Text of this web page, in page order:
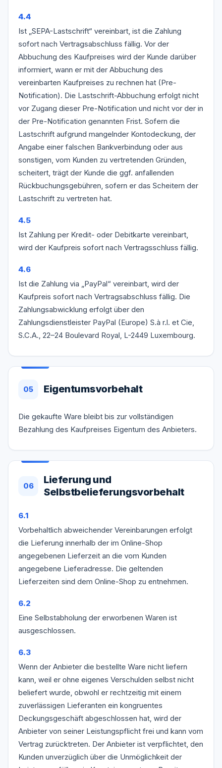
4.4
Ist „SEPA-Lastschrift“ vereinbart, ist die Zahlung
sofort nach Vertragsabschluss fällig. Vor der
Abbuchung des Kaufpreises wird der Kunde darüber
informiert, wann er mit der Abbuchung des
vereinbarten Kaufpreises zu rechnen hat (Pre-
Notification). Die Lastschrift-Abbuchung erfolgt nicht
vor Zugang dieser Pre-Notification und nicht vor der in
der Pre-Notification genannten Frist. Sofern die
Lastschrift aufgrund mangelnder Kontodeckung, der
Angabe einer falschen Bankverbindung oder aus
sonstigen, vom Kunden zu vertretenden Gründen,
scheitert, trägt der Kunde die ggf. anfallenden
Rückbuchungsgebühren, sofern er das Scheitern der
Lastschrift zu vertreten hat.
4.5
Ist Zahlung per Kredit- oder Debitkarte vereinbart,
wird der Kaufpreis sofort nach Vertragsschluss fällig.
4.6
Ist die Zahlung via „PayPal“ vereinbart, wird der
Kaufpreis sofort nach Vertragsabschluss fällig. Die
Zahlungsabwicklung erfolgt über den
Zahlungsdienstleister PayPal (Europe) S.à r.l. et Cie,
S.C.A., 22–24 Boulevard Royal, L-2449 Luxembourg.
05 Eigentumsvorbehalt
Die gekaufte Ware bleibt bis zur vollständigen
Bezahlung des Kaufpreises Eigentum des Anbieters.
06
Lieferung und
Selbstbelieferungsvorbehalt
6.1
Vorbehaltlich abweichender Vereinbarungen erfolgt
die Lieferung innerhalb der im Online-Shop
angegebenen Lieferzeit an die vom Kunden
angegebene Lieferadresse. Die geltenden
Lieferzeiten sind dem Online-Shop zu entnehmen.
6.2
Eine Selbstabholung der erworbenen Waren ist
ausgeschlossen.
6.3
Wenn der Anbieter die bestellte Ware nicht liefern
kann, weil er ohne eigenes Verschulden selbst nicht
beliefert wurde, obwohl er rechtzeitig mit einem
zuverlässigen Lieferanten ein kongruentes
Deckungsgeschäft abgeschlossen hat, wird der
Anbieter von seiner Leistungspflicht frei und kann vom
Vertrag zurücktreten. Der Anbieter ist verpflichtet, den
Kunden unverzüglich über die Unmöglichkeit der